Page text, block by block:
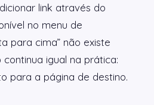
link através do
no menu de
para cima” não existe
igual na prática:
para a página de destino.